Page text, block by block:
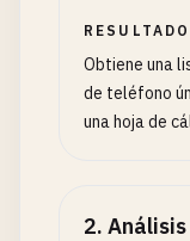
RESULTADO
Obtiene una
de teléfono
una hoja de
2. Análisis